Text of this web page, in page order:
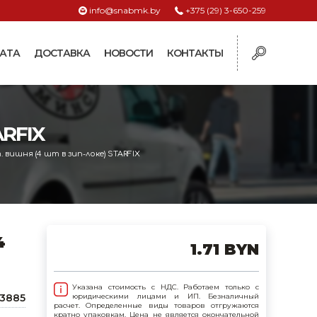
+375 (29) 3-650-259
info@snabmk.by
ДОСТАВКА НОВОСТИ КОНТАКТЫ
для систем
и
для птиц
(4 шт в зип-локе) STARFIX
1.71 BYN
Указана стоимость с НДС. Работаем только с
юридическими лицами и ИП. Безналичный
расчет. Определенные виды товаров отгружаются
кратно упаковкам. Цена не является окончательной